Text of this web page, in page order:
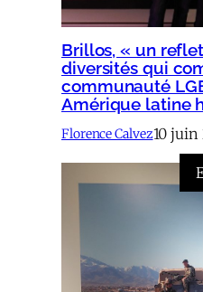
Brillos, « un
diversités qui
communauté
Amérique latine
Florence Calvez10 juin